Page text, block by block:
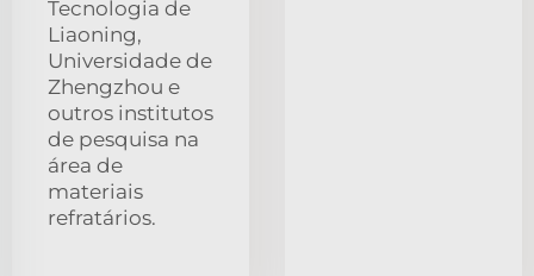
Tecnologia de
Liaoning,
Universidade de
Zhengzhou e
outros institutos
de pesquisa na
área de
materiais
refratários.